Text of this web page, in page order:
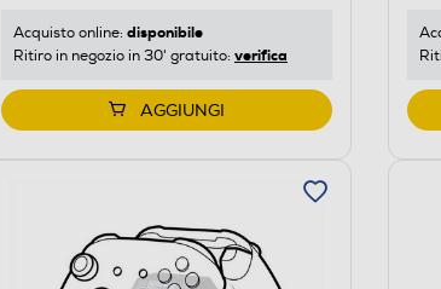
Acquisto online: disponibile
Ritiro in negozio in 30' gratuito: verifica
AGGIUNGI